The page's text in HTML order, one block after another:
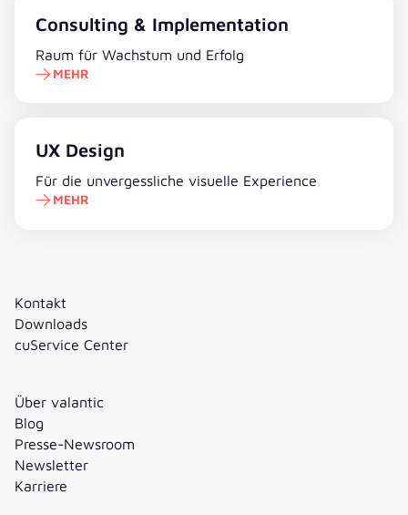
Consulting & Implementation
Raum für Wachstum und Erfolg
MEHR
Mehr erfahren
UX Design
Für die unvergessliche visuelle Experience
MEHR
Mehr erfahren
Kontakt
Downloads
cuService Center
Über valantic
Blog
Presse-Newsroom
Newsletter
Karriere